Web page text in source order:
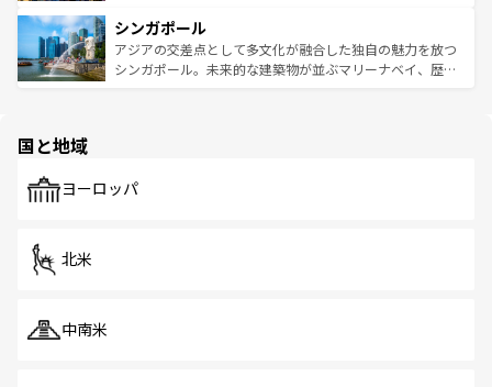
参照してほしい。
激する。気候は一年中温暖で、どの季節にも異なる楽しみ
が待っている。親しみやすいタイの人々、仏教を中心とし
た文化、そして多様な観光資源が、訪れる旅人を魅了し続
み、どこを訪れても感動するはず。観光スポットが密集し
ており、効率よく見どころを回れるのも魅力。息をのむよ
うな絶景から文化的な体験まで、香港を存分に楽しみ尽く
シンガポール
アジアの交差点として多文化が融合した独自の魅力を放つ
シンガポール。未来的な建築物が並ぶマリーナベイ、歴史
で、ホーカーズは地元の風情を楽しめる外せないスポット
国と地域
ヨーロッパ
北米
中南米